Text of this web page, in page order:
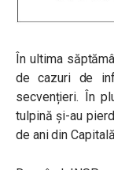
În ultima
de cazuri de
secvențieri. În
tulpină și-au
de ani din